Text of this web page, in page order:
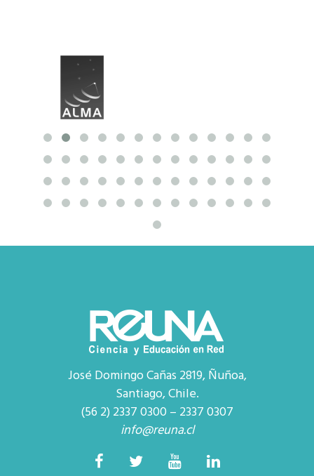
José Domingo Cañas 2819, Ñuñoa,
Santiago, Chile.
(56 2) 2337 0300 – 2337 0307
info@reuna.cl